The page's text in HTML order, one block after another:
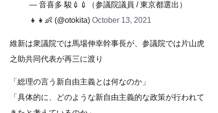
— 音喜多 駿💉💉（参議院議員 / 東京都選出）
👧👧👶 (@otokita) October 13, 2021
維新は衆議院では馬場伸幸幹事長が、参議院では片山虎
之助共同代表が再三に渡り
「総理の言う新自由主義とは何なのか」
「具体的に、どのような新自由主義的な政策が行われて